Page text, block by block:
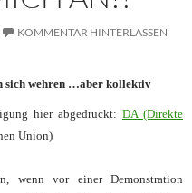
KOMMENTAR HINTERLASSEN
sich wehren …aber kollektiv
hier abgedruckt: DA (Direkte
Union)
wenn vor einer Demonstration